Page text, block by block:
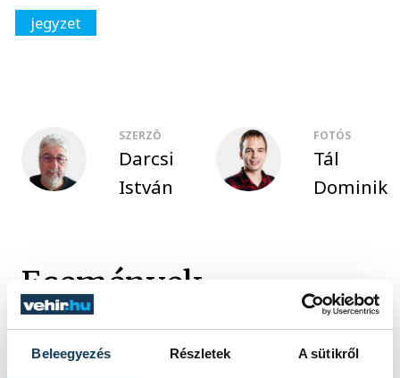
Beleegyezés Részletek A sütikről
jegyzet
SZERZŐ
Darcsi
István
FOTÓS
Tál
Dominik
Események
KORÁBBI ESEMÉNYEK BETÖLTÉSE